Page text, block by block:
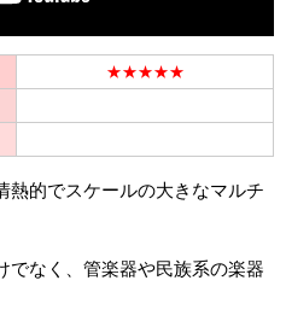
★★★★★
熱的でスケールの大きなマルチ
でなく、管楽器や民族系の楽器